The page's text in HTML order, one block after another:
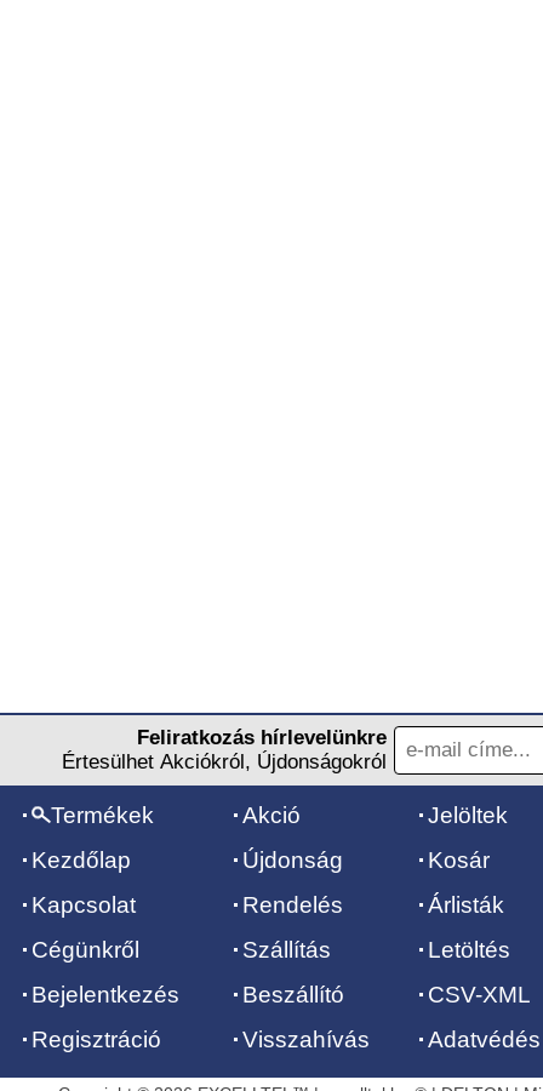
Feliratkozás hírlevelünkre
Értesülhet Akciókról, Újdonságokról
Termékek
Kezdőlap
Kapcsolat
Cégünkről
Bejelentkezés
Regisztráció
Akció
Újdonság
Rendelés
Szállítás
Beszállító
Visszahívás
Jelöltek
Kosár
Árlisták
Letöltés
CSV-XML
Adatvédés